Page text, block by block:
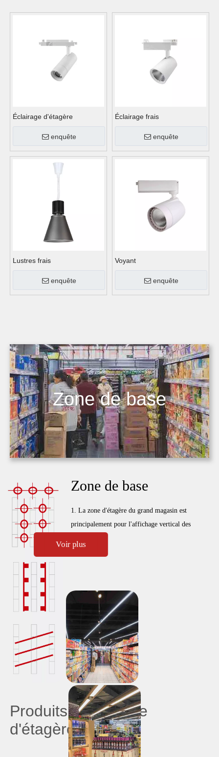
Éclairage d'étagère
enquête
Éclairage frais
enquête
Lustres frais
enquête
Voyant
enquête
Zone de base
Zone de base
1. La zone d'étagère du grand magasin est
principalement pour l'affichage vertical des
2. L'éclairage global de la surface verticale rend
l'ensemble propre et uniforme, en évitant la
perturbation de la vision par refléte.
3. Différentes zones d'étagère peuvent utiliser
différentes températures de couleur des lampes
pour stimuler le désir des clients d'acheter
donc, la réduction de la reproduction des couleurs
parfaite est la clé.
Voir plus
Produits d'éclairage
d'étagère